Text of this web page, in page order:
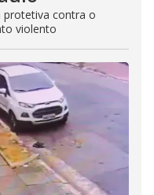
protetiva contra o
violento